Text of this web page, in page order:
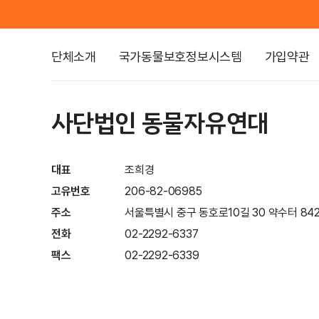
단체소개 국가동물보호정보시스템 가입약관
사단법인 동물자유연대
대표
조희경
고유번호
206-82-06985
주소
서울특별시 중구 동호로10길 30 약수터
전화
02-2292-6337
팩스
02-2292-6339